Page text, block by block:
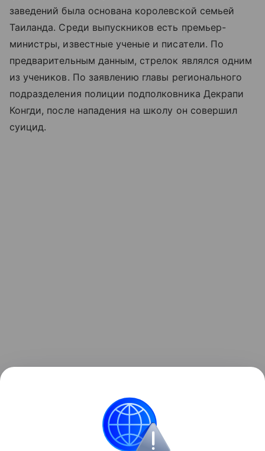
заведений была основана королевской семьей
Таиланда. Среди выпускников есть премьер-
министры, известные ученые и писатели. По
предварительным данным, стрелок являлся одним
из учеников. По заявлению главы регионального
подразделения полиции подполковника Декрапи
Конгди, после нападения на школу он совершил
суицид.
официальный представитель полиции Таиланда
Траиронг Пивпан назвал наиболее вероятной
версию о том, что злоумышленник взял оружие у
кого-то из членов своей семьи.